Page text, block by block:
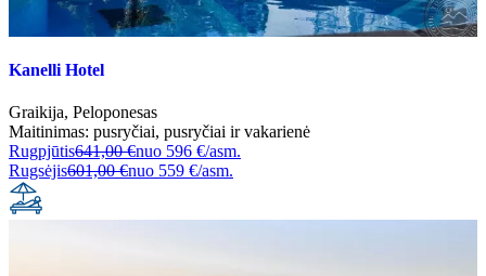
Kanelli Hotel
Graikija, Peloponesas
Maitinimas: pusryčiai, pusryčiai ir vakarienė
Rugpjūtis641,00 €nuo 596 €/asm.
Rugsėjis601,00 €nuo 559 €/asm.